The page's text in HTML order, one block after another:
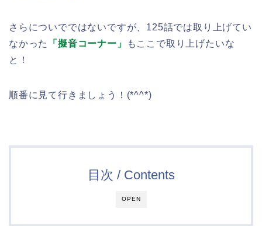
さらについでではないですが、125話では取り上げてい
なかった
「擬音コーナー」
もここで取り上げたいな
と！
順番に見て行きましょう！(*^^*)
OPEN
目次 / Contents